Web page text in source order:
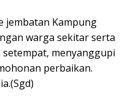
jembatan Kampung
warga sekitar serta
menyanggupi
perbaikan.